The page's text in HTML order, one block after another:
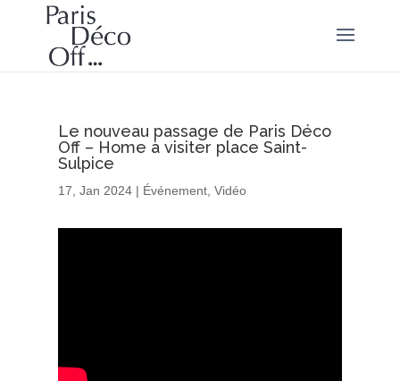
Le nouveau passage de Paris Déco
Off – Home à visiter place Saint-
Sulpice
17, Jan 2024| Événement, Vidéo